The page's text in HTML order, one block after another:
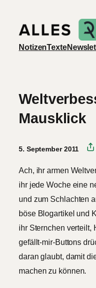
Inhalt
springen
NotizenTexte
Mausklick
5. September 2011
Ach, ihr armen
ihr jede Woche eine
und zum Schlachten
böse Blogartikel und
ihr Sternchen verteilt,
gefällt-mir-Buttons
daran glaubt, damit
machen zu können.